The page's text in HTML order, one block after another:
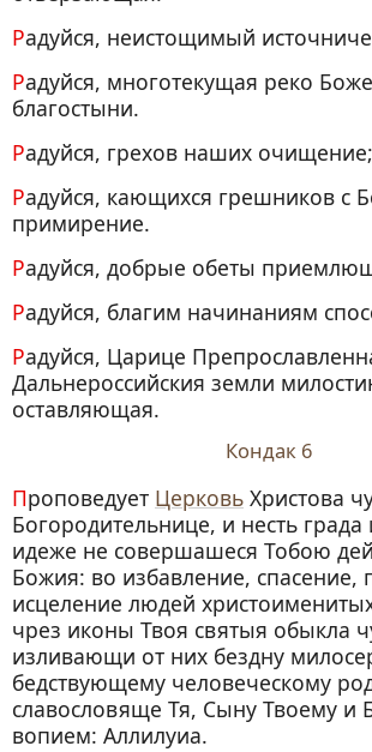
Радуйся, неистощимый
Радуйся, многотекущая реко Божественныя
благостыни.
Радуйся, грехов наших очищение;
Радуйся, кающихся грешников с Богом
примирение.
Радуйся, добрые обеты
Радуйся, благим начинаниям
Радуйся, Царице Препрославленная, пределы
Дальнероссийския земли
оставляющая.
Кондак 6
Проповедует Церковь Христова
Богородительнице, и несть
идеже не совершашеся Тобою
Божия: во избавление, спасение,
исцеление людей
чрез иконы Твоя святыя обыкла
изливающи от них бездну
бедствующему человеческому
славословяще Тя, Сыну Твоему и
вопием: Аллилуиа.